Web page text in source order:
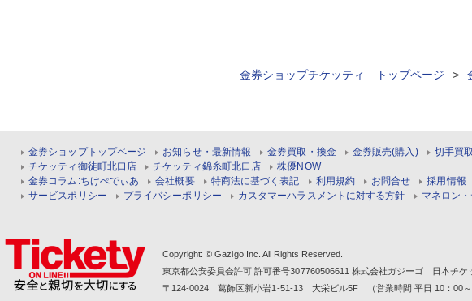
金券ショップチケッティ トップページ >
金券ショップトップページ お知らせ・最新情報 金券買取・換金 金券販売(購入) 切手買取
チケッティ御徒町北口店
チケッティ錦糸町北口店
株優NOW
金券コラム:ちけぺでぃあ
会社概要 特商法に基づく表記 利用規約 お問合せ
採用情報
サービスポリシー
プライバシーポリシー カスタマーハラスメントに対する方針 マネロン
Copyright: © Gazigo Inc. All Rights Reserved.
東京都公安委員会許可 許可番号307760506611 株式会社ガジーゴ 日本チケ
〒124-0024 葛飾区新小岩1-51-13 大栄ビル5F （営業時間 平日 10：00～